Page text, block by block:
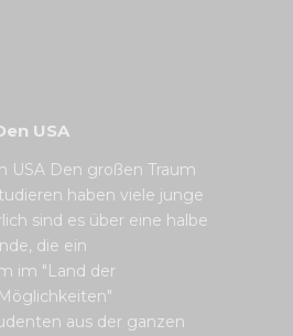
USA
USA Den großen Traum
haben viele junge
sind es über eine halbe
die ein
im "Land der
aus der ganzen